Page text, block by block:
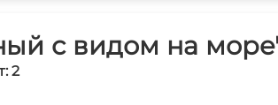
с видом на
2